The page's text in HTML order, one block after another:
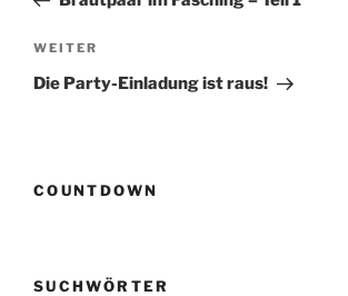
Nächster
Beitrag
WEITER
Die Party-Einladung ist raus!
COUNTDOWN
SUCHWÖRTER